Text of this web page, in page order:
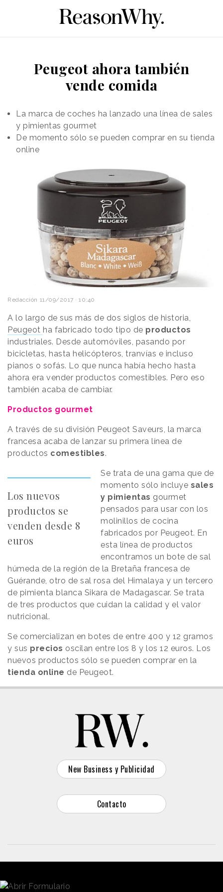
Peugeot ahora también
vende comida
La marca de coches ha lanzado una línea de sales
y pimientas gourmet
De momento sólo se pueden comprar en su tienda
online
Redacción 11/09/2017 · 10:40
A lo largo de sus más de dos siglos de historia,
Peugeot ha fabricado todo tipo de productos
industriales. Desde automóviles, pasando por
bicicletas, hasta helicópteros, tranvías e incluso
pianos o sofás. Lo que nunca había hecho hasta
ahora era vender productos comestibles. Pero eso
también acaba de cambiar.
Productos gourmet
A través de su división Peugeot Saveurs, la marca
francesa acaba de lanzar su primera línea de
productos comestibles.
Los nuevos
productos se
venden desde 8
euros
Se trata de una gama que de
momento sólo incluye sales
y pimientas gourmet
pensados para usar con los
molinillos de cocina
fabricados por Peugeot. En
esta línea de productos
encontramos un bote de sal
húmeda de la región de la Bretaña francesa de
Guérande, otro de sal rosa del Himalaya y un tercero
de pimienta blanca Sikara de Madagascar. Se trata
de tres productos que cuidan la calidad y el valor
nutricional.
Se comercializan en botes de entre 400 y 12 gramos
y sus precios oscilan entre los 8 y los 12 euros. Los
nuevos productos sólo se pueden comprar en la
tienda online de Peugeot.
New Business y Publicidad
Contacto
Dirección: Calle Antonio Pirala 29. Madrid, 28017